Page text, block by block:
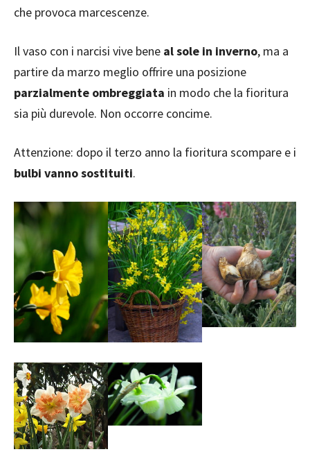
che provoca marcescenze.
Il vaso con i narcisi vive bene al sole in inverno, ma a
partire da marzo meglio offrire una posizione
parzialmente ombreggiata in modo che la fioritura
sia più durevole. Non occorre concime.
Attenzione: dopo il terzo anno la fioritura scompare e i
bulbi vanno sostituiti.